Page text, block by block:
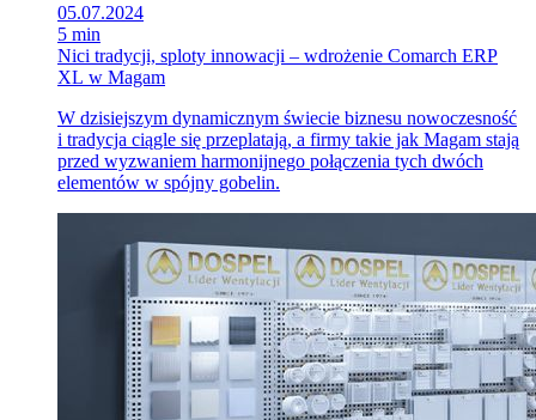
05.07.2024
5 min
Nici tradycji, sploty innowacji – wdrożenie Comarch ERP
XL w Magam
W dzisiejszym dynamicznym świecie biznesu nowoczesność
i tradycja ciągle się przeplatają, a firmy takie jak Magam stają
przed wyzwaniem harmonijnego połączenia tych dwóch
elementów w spójny gobelin.